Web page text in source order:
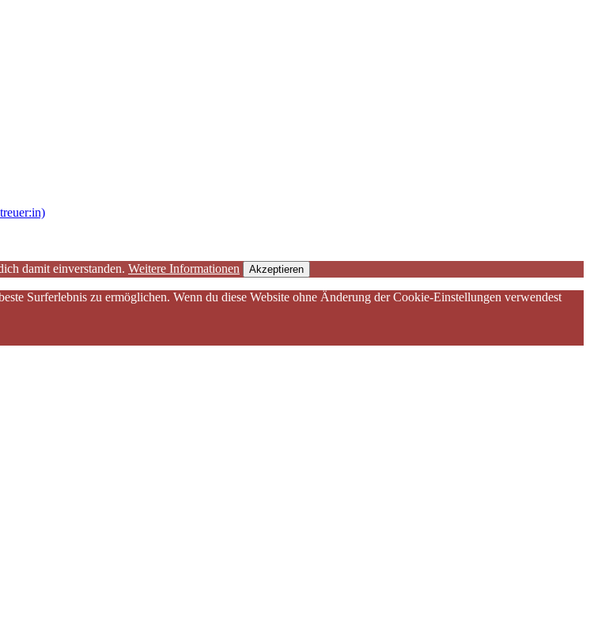
damit einverstanden. Weitere Informationen Akzeptieren
Surferlebnis zu ermöglichen. Wenn du diese Website ohne Änderung der Cookie-Einstellungen verwendest